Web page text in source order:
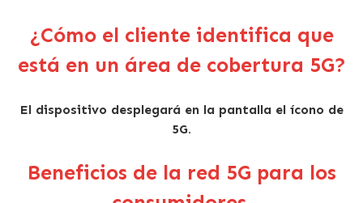
¿Cómo el cliente identifica que
está en un área de cobertura 5G?
El dispositivo desplegará en la pantalla el ícono de
5G.
Beneficios de la red 5G para los